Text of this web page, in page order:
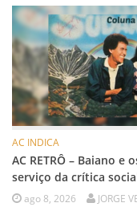
AC INDICA
AC RETRÔ – Baiano
serviço da crítica
ago 8, 2026 JORGE